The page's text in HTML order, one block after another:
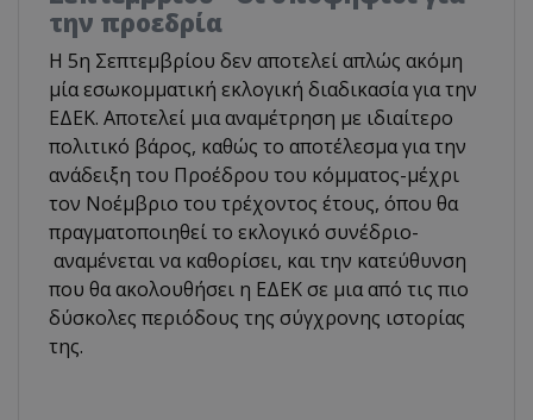
την προεδρία
Η 5η Σεπτεμβρίου δεν αποτελεί απλώς ακόμη
μία εσωκομματική εκλογική διαδικασία για την
ΕΔΕΚ. Αποτελεί μια αναμέτρηση με ιδιαίτερο
πολιτικό βάρος, καθώς το αποτέλεσμα για την
ανάδειξη του Προέδρου του κόμματος-μέχρι
τον Νοέμβριο του τρέχοντος έτους, όπου θα
πραγματοποιηθεί το εκλογικό συνέδριο-
αναμένεται να καθορίσει, και την κατεύθυνση
που θα ακολουθήσει η ΕΔΕΚ σε μια από τις πιο
δύσκολες περιόδους της σύγχρονης ιστορίας
της.